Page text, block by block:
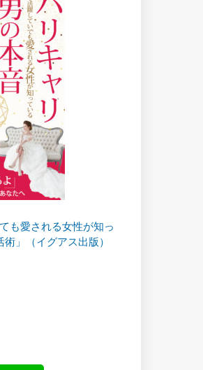
も愛される女性が知っ
」（イグアス出版）